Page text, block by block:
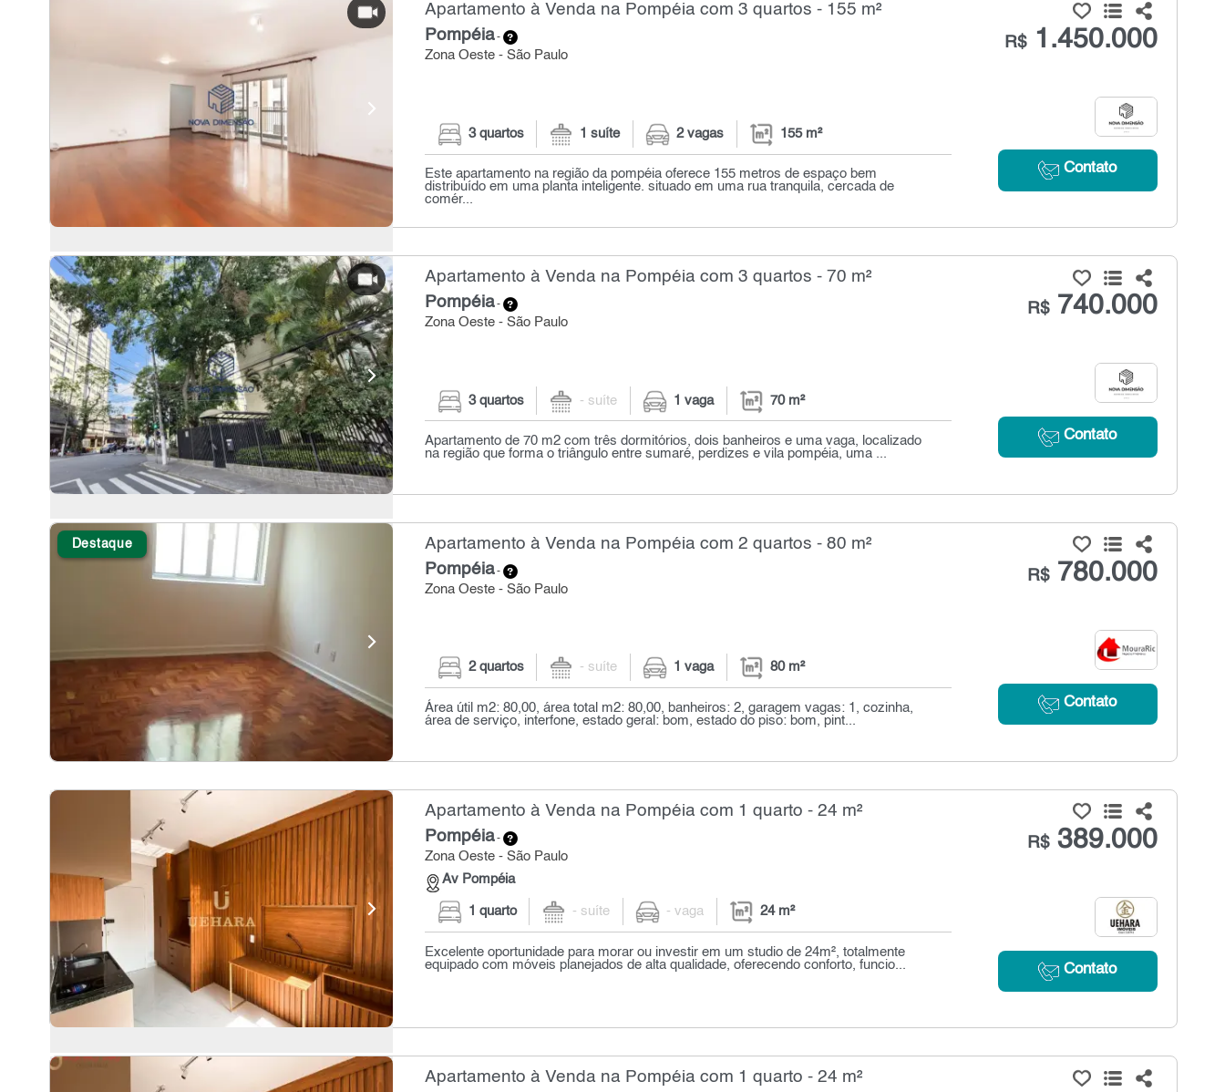
Apartamento à Venda na Pompéia com 3 quartos - 155 m²
Pompéia-
Zona Oeste - São Paulo
R$1.450.000
Contato
3 quartos 1 suíte 2 vagas 155 m²
Este apartamento na região da pompéia oferece 155 metros de espaço bem
distribuído em uma planta inteligente. situado em uma rua tranquila, cercada de
comér...
Apartamento à Venda na Pompéia com 3 quartos - 70 m²
Pompéia-
Zona Oeste - São Paulo
R$740.000
Contato
3 quartos - suíte 1 vaga 70 m²
Apartamento de 70 m2 com três dormitórios, dois banheiros e uma vaga, localizado
na região que forma o triângulo entre sumaré, perdizes e vila pompéia, uma ...
Destaque Apartamento à Venda na Pompéia com 2 quartos - 80 m²
Pompéia-
Zona Oeste - São Paulo
R$780.000
Contato
2 quartos - suíte 1 vaga 80 m²
Área útil m2: 80,00, área total m2: 80,00, banheiros: 2, garagem vagas: 1, cozinha,
área de serviço, interfone, estado geral: bom, estado do piso: bom, pint...
Apartamento à Venda na Pompéia com 1 quarto - 24 m²
Pompéia-
Zona Oeste - São Paulo
Av Pompéia
R$389.000
Contato
1 quarto - suíte - vaga 24 m²
Excelente oportunidade para morar ou investir em um studio de 24m², totalmente
equipado com móveis planejados de alta qualidade, oferecendo conforto, funcio...
Apartamento à Venda na Pompéia com 1 quarto - 24 m²